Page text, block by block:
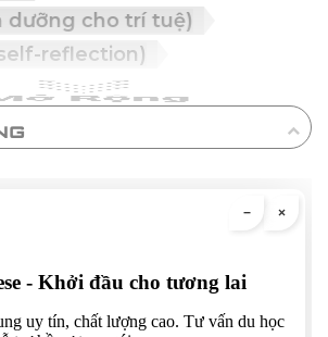
dưỡng cho trí tuệ)
reflection)